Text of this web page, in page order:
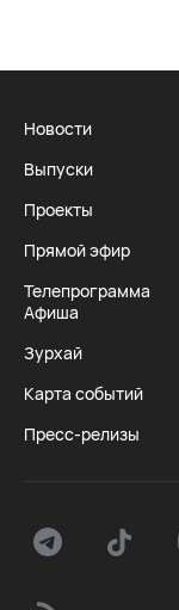
Новости
Выпуски
Проекты
Прямой эфир
Телепрограмма
Афиша
Зурхай
Карта событий
Пресс-релизы